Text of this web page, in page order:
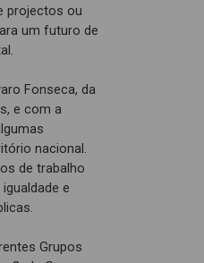
projectos ou
um futuro de
Fonseca, da
e com a
nacional.
de trabalho
e
Grupos